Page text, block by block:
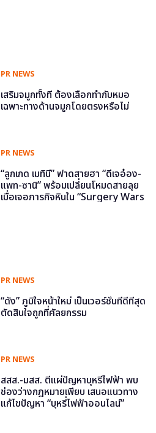
PR NEWS
เสริมจมูกทั้งที ต้องเลือกทำกับหมอ
เฉพาะทางด้านจมูกโดยตรงหรือไม่
PR NEWS
“ลูกเกด เมทินี” ฟาดสายฮา “ดีเจอ๋อง-
แพท-ซานิ” พร้อมเปลี่ยนโหมดสายลุย
เมื่อเจอภารกิจหินใน “Surgery Wars
PR NEWS
“ดัง” ภูมิใจหน้าใหม่ เป็นเวอร์ชั่นที่ดีที่สุด
ตัดสินใจถูกที่ศัลยกรรม
PR NEWS
สสส.-มสส. ตีแผ่ปัญหาบุหรี่ไฟฟ้า พบ
ช่องว่างกฎหมายเพียบ เสนอแนวทาง
แก้ไขปัญหา “บุหรี่ไฟฟ้าออนไลน์”